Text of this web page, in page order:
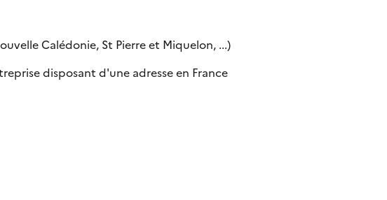
Calédonie, St Pierre et Miquelon, ...)
disposant d'une adresse en France